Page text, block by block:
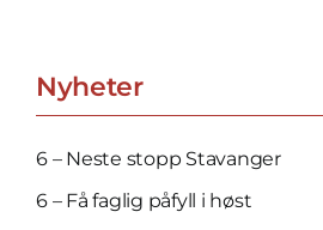
Nyheter
6 – Neste stopp Stavanger
6 – Få faglig påfyll i høst